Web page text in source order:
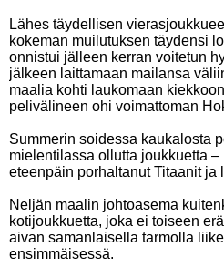
Lähes täydellisen
kokeman muilutuksen täydensi
onnistui jälleen kerran voitetun
jälkeen laittamaan mailansa
maalia kohti laukomaan
pelivälineen ohi voimattoman
Summerin soidessa kaukalosta
mielentilassa ollutta joukkuetta –
eteenpäin porhaltanut Titaanit ja
Neljän maalin johtoasema
kotijoukkuetta, joka ei toiseen
aivan samanlaisella tarmolla
ensimmäisessä.